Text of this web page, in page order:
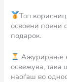
Топ
освоени поени
подарок.
Ажурирање
освежува,
наоѓаш во